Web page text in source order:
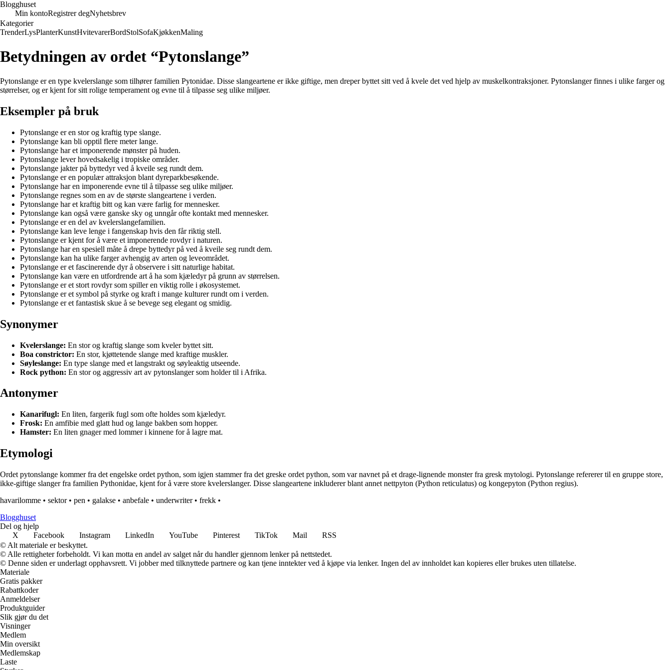
Blogghuset
Min kontoRegistrer degNyhetsbrev
Kategorier
TrenderLysPlanterKunstHvitevarerBordStolSofaKjøkkenMaling
Betydningen av ordet “Pytonslange”
Pytonslange er en type kvelerslange som tilhører familien Pytonidae. Disse slangeartene er ikke giftige, men dreper byttet sitt ved å kvele det ved hjelp av muskelkontraksjoner. Pytonslanger finnes i ulike farger og
størrelser, og er kjent for sitt rolige temperament og evne til å tilpasse seg ulike miljøer.
Eksempler på bruk
Pytonslange er en stor og kraftig type slange.
Pytonslange kan bli opptil flere meter lange.
Pytonslange har et imponerende mønster på huden.
Pytonslange lever hovedsakelig i tropiske områder.
Pytonslange jakter på byttedyr ved å kveile seg rundt dem.
Pytonslange er en populær attraksjon blant dyreparkbesøkende.
Pytonslange har en imponerende evne til å tilpasse seg ulike miljøer.
Pytonslange regnes som en av de største slangeartene i verden.
Pytonslange har et kraftig bitt og kan være farlig for mennesker.
Pytonslange kan også være ganske sky og unngår ofte kontakt med mennesker.
Pytonslange er en del av kvelerslangefamilien.
Pytonslange kan leve lenge i fangenskap hvis den får riktig stell.
Pytonslange er kjent for å være et imponerende rovdyr i naturen.
Pytonslange har en spesiell måte å drepe byttedyr på ved å kveile seg rundt dem.
Pytonslange kan ha ulike farger avhengig av arten og leveområdet.
Pytonslange er et fascinerende dyr å observere i sitt naturlige habitat.
Pytonslange kan være en utfordrende art å ha som kjæledyr på grunn av størrelsen.
Pytonslange er et stort rovdyr som spiller en viktig rolle i økosystemet.
Pytonslange er et symbol på styrke og kraft i mange kulturer rundt om i verden.
Pytonslange er et fantastisk skue å se bevege seg elegant og smidig.
Synonymer
Kvelerslange: En stor og kraftig slange som kveler byttet sitt.
Boa constrictor: En stor, kjøttetende slange med kraftige muskler.
Søyleslange: En type slange med et langstrakt og søyleaktig utseende.
Rock python: En stor og aggressiv art av pytonslanger som holder til i Afrika.
Antonymer
Kanarifugl: En liten, fargerik fugl som ofte holdes som kjæledyr.
Frosk: En amfibie med glatt hud og lange bakben som hopper.
Hamster: En liten gnager med lommer i kinnene for å lagre mat.
Etymologi
Ordet pytonslange kommer fra det engelske ordet python, som igjen stammer fra det greske ordet python, som var navnet på et drage-lignende monster fra gresk mytologi. Pytonslange refererer til en gruppe store,
ikke-giftige slanger fra familien Pythonidae, kjent for å være store kvelerslanger. Disse slangeartene inkluderer blant annet nettpyton (Python reticulatus) og kongepyton (Python regius).
havarilomme • sektor• pen • galakse • anbefale • underwriter• frekk •
Blogghuset
Del og hjelp
X
Facebook Instagram LinkedIn YouTube Pinterest TikTok Mail
RSS
© Alt materiale er beskyttet.
© Alle rettigheter forbeholdt. Vi kan motta en andel av salget når du handler gjennom lenker på nettstedet.
© Denne siden er underlagt opphavsrett. Vi jobber med tilknyttede partnere og kan tjene inntekter ved å kjøpe via lenker. Ingen del av innholdet kan kopieres eller brukes uten tillatelse.
Materiale
Gratis pakker
Rabattkoder
Anmeldelser
Produktguider
Slik gjør du det
Visninger
Medlem
Min oversikt
Medlemskap
Laste